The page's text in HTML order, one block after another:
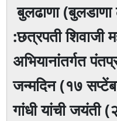
बुलढाणा (बुलडाणा
:छत्रपती शिवाजी
अभियानांतर्गत
जन्मदिन (१७
गांधी यांची जयंती